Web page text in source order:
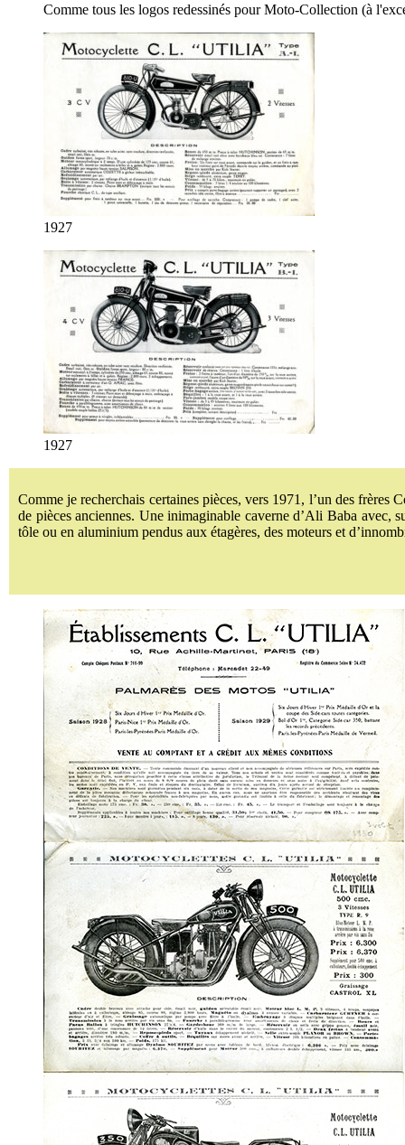
Comme tous les logos redessinés pour Moto-Collection (à
1927
1927
Comme je recherchais certaines pièces, vers 1971, l’un des frères
de pièces anciennes. Une inimaginable caverne d’Ali Baba avec,
tôle ou en aluminium pendus aux étagères, des moteurs et